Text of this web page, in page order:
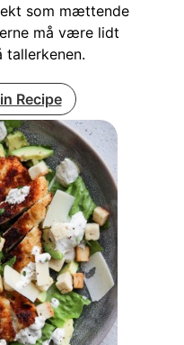
som mættende
må være lidt
Recipe